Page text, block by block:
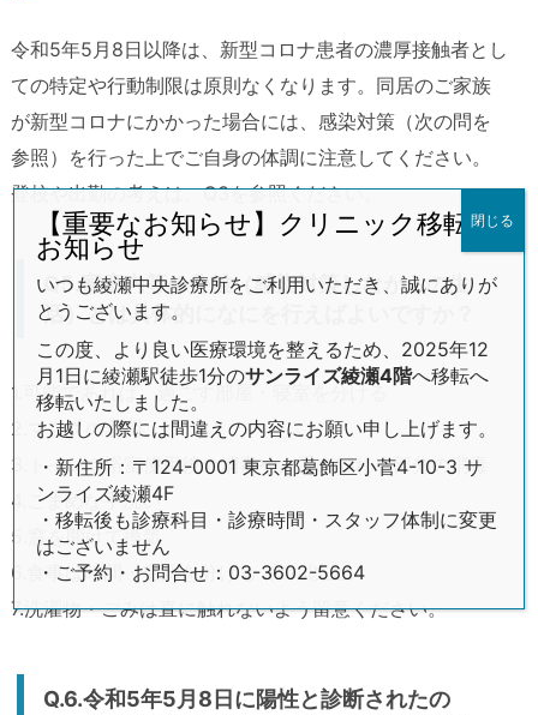
令和5年5月8日以降は、新型コロナ患者の濃厚接触者とし
ての特定や行動制限は原則なくなります。同居のご家族
が新型コロナにかかった場合には、感染対策（次の問を
参照）を行った上でご自身の体調に注意してください。
登校や出勤の考えは、Q3を参照ください。
Q5.家庭内等の分離（感染対策しながらの生
活）とは具体的になにを行えばよいですか？
1.可能であれば、過ごす部屋・寝室を分ける
2.マスクの着用
3.トイレや浴室使用後の消毒や、手の触れる部分の消毒
4.こまめな手洗い
5.窓を開けて換気
6.食事は時間・空間を分ける（2㍍以上）
7.洗濯物・ごみは直に触れないよう留意ください。
Q.6.令和5年5月8日に陽性と診断されたの
【重要なお知らせ】クリニック移転の
お知らせ
いつも綾瀬中央診療所をご利用いただき、誠にありが
とうございます。
この度、より良い医療環境を整えるため、2025年12
月1日に綾瀬駅徒歩1分のサンライズ綾瀬4階へ移転へ
移転いたしました。
お越しの際には間違えの内容にお願い申し上げます。
・新住所：〒124-0001 東京都葛飾区小菅4-10-3 サ
ンライズ綾瀬4F
・移転後も診療科目・診療時間・スタッフ体制に変更
はございません
・ご予約・お問合せ：03-3602-5664
閉じる